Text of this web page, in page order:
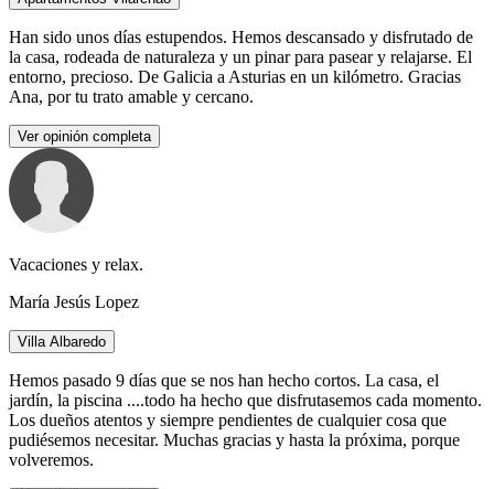
Han sido unos días estupendos. Hemos descansado y disfrutado de
la casa, rodeada de naturaleza y un pinar para pasear y relajarse. El
entorno, precioso. De Galicia a Asturias en un kilómetro. Gracias
Ana, por tu trato amable y cercano.
Ver opinión completa
Vacaciones y relax.
María Jesús Lopez
Villa Albaredo
Hemos pasado 9 días que se nos han hecho cortos. La casa, el
jardín, la piscina ....todo ha hecho que disfrutasemos cada momento.
Los dueños atentos y siempre pendientes de cualquier cosa que
pudiésemos necesitar. Muchas gracias y hasta la próxima, porque
volveremos.